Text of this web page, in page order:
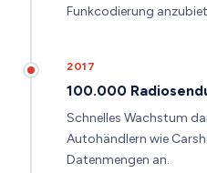
Funkcodierung
2017
100.000
Schnelles Wachstum
Autohändlern wie
Datenmengen an.